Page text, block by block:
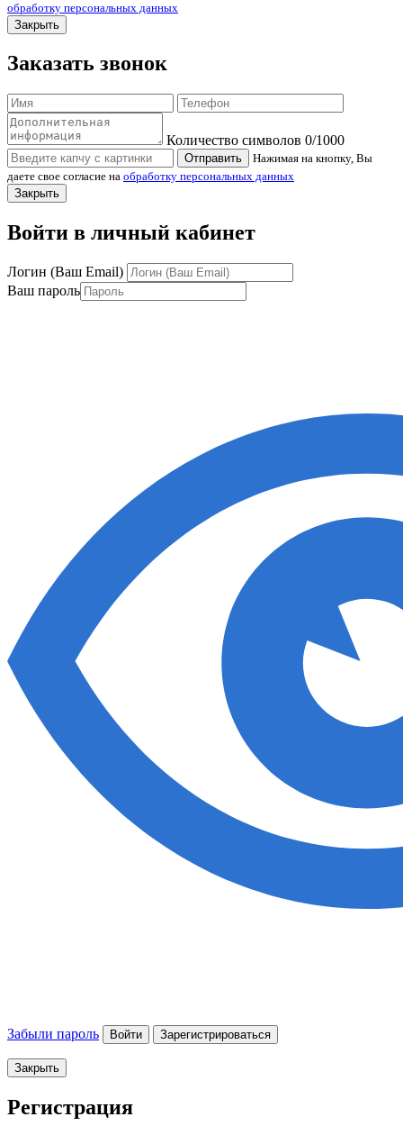
обработку персональных данных
Закрыть
Заказать звонок
Количество символов 0/1000
Отправить
Нажимая на кнопку, Вы
даете свое согласие на обработку персональных данных
Закрыть
Войти в личный кабинет
Логин (Ваш Email)
Ваш пароль
Забыли пароль Войти Зарегистрироваться
Закрыть
Регистрация